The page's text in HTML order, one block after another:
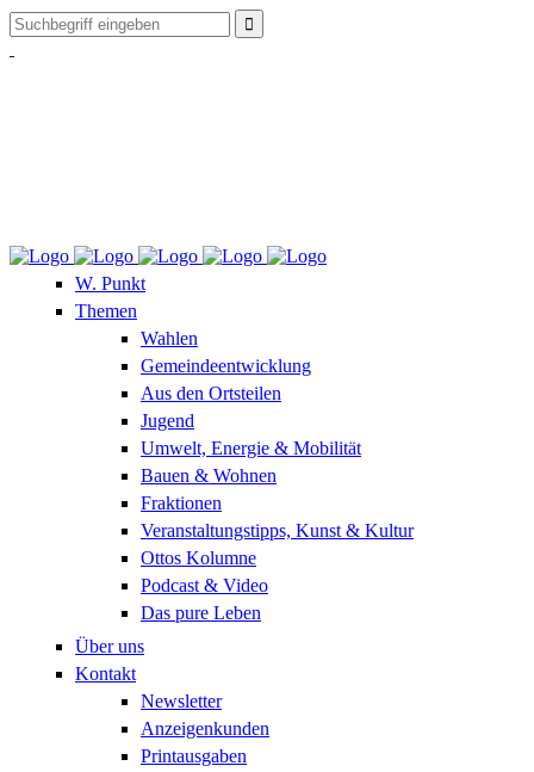
W. Punkt
Themen
Wahlen
Gemeindeentwicklung
Aus den Ortsteilen
Jugend
Umwelt, Energie & Mobilität
Bauen & Wohnen
Fraktionen
Veranstaltungstipps, Kunst & Kultur
Ottos Kolumne
Podcast & Video
Das pure Leben
Über uns
Kontakt
Newsletter
Anzeigenkunden
Printausgaben